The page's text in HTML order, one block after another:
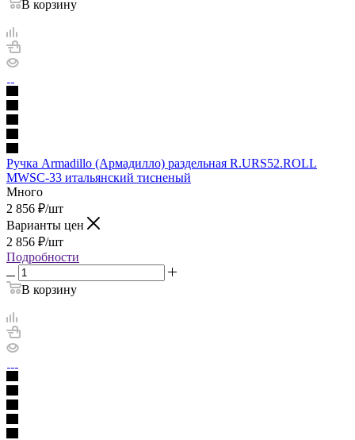
В корзину
Ручка Armadillo (Армадилло) раздельная R.URS52.ROLL
MWSC-33 итальянский тисненый
Много
2 856 ₽/шт
Варианты цен
2 856 ₽/шт
Подробности
В корзину